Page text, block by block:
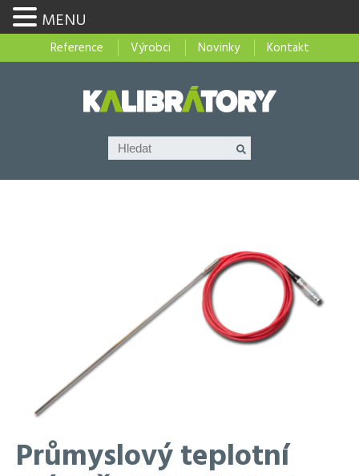
Reference Výrobci Novinky Kontakt
Průmyslový teplotní
MENU